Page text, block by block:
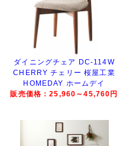
ダイニングチェア DC-114W
CHERRY チェリー 桜屋工業
HOMEDAY ホームデイ
販売価格：25,960～45,760円